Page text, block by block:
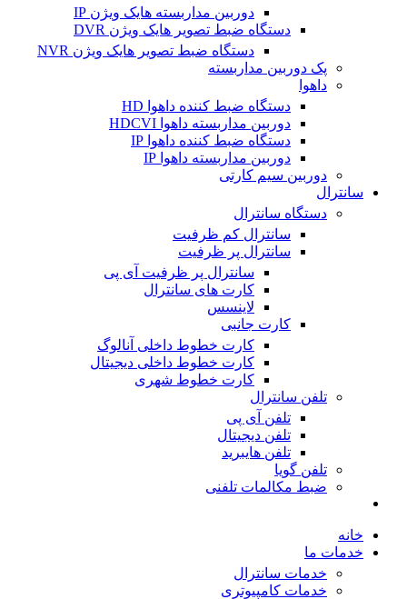
دوربین مداربسته هایک ویژن IP
دستگاه ضبط تصویر هایک ویژن DVR
دستگاه ضبط تصویر هایک ویژن NVR
پک دوربین مداربسته
داهوا
دستگاه ضبط کننده داهوا HD
دوربین مداربسته داهوا HDCVI
دستگاه ضبط کننده داهوا IP
دوربین مداربسته داهوا IP
دوربین سیم کارتی
سانترال
دستگاه سانترال
سانترال کم ظرفیت
سانترال پر ظرفیت
سانترال پر ظرفیت آی پی
کارت های سانترال
لاینسس
کارت جانبی
کارت خطوط داخلی آنالوگ
کارت خطوط داخلی دیجیتال
کارت خطوط شهری
تلفن سانترال
تلفن آی پی
تلفن دیجیتال
تلفن هایبرید
تلفن گویا
ضبط مکالمات تلفنی
خانه
خدمات ما
خدمات سانترال
خدمات کامپیوتری